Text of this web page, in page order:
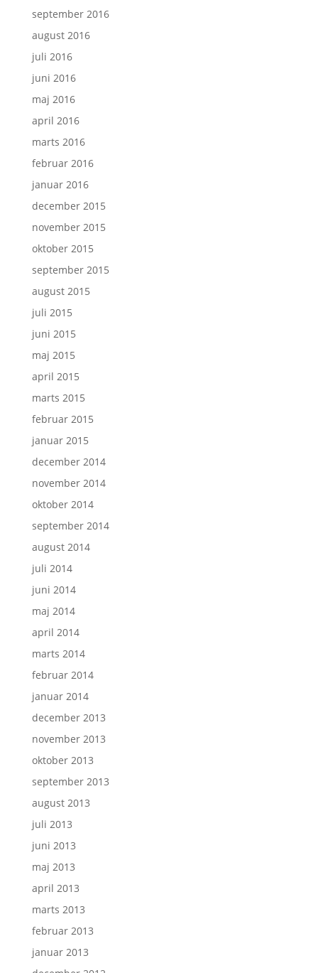
september 2016
august 2016
juli 2016
juni 2016
maj 2016
april 2016
marts 2016
februar 2016
januar 2016
december 2015
november 2015
oktober 2015
september 2015
august 2015
juli 2015
juni 2015
maj 2015
april 2015
marts 2015
februar 2015
januar 2015
december 2014
november 2014
oktober 2014
september 2014
august 2014
juli 2014
juni 2014
maj 2014
april 2014
marts 2014
februar 2014
januar 2014
december 2013
november 2013
oktober 2013
september 2013
august 2013
juli 2013
juni 2013
maj 2013
april 2013
marts 2013
februar 2013
januar 2013